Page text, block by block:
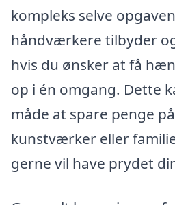
kompleks selve
håndværkere tilbyder
hvis du ønsker at få
op i én omgang. Dette
måde at spare penge
kunstværker eller
gerne vil have prydet